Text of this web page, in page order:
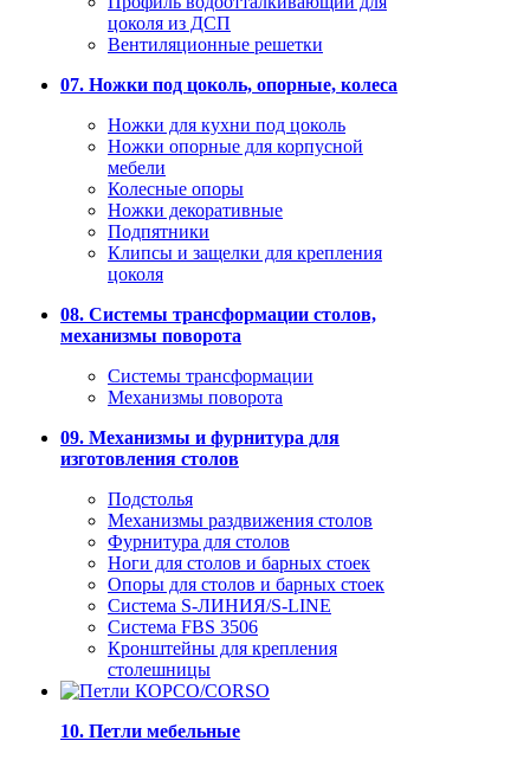
цоколя из ДСП
Вентиляционные решетки
07. Ножки под цоколь, опорные, колеса
Ножки для кухни под цоколь
Ножки опорные для корпусной
мебели
Колесные опоры
Ножки декоративные
Подпятники
Клипсы и защелки для крепления
цоколя
08. Системы трансформации столов,
механизмы поворота
Системы трансформации
Механизмы поворота
09. Механизмы и фурнитура для
изготовления столов
Подстолья
Механизмы раздвижения столов
Фурнитура для столов
Ноги для столов и барных стоек
Опоры для столов и барных стоек
Система S-ЛИНИЯ/S-LINE
Система FBS 3506
Кронштейны для крепления
столешницы
10. Петли мебельные